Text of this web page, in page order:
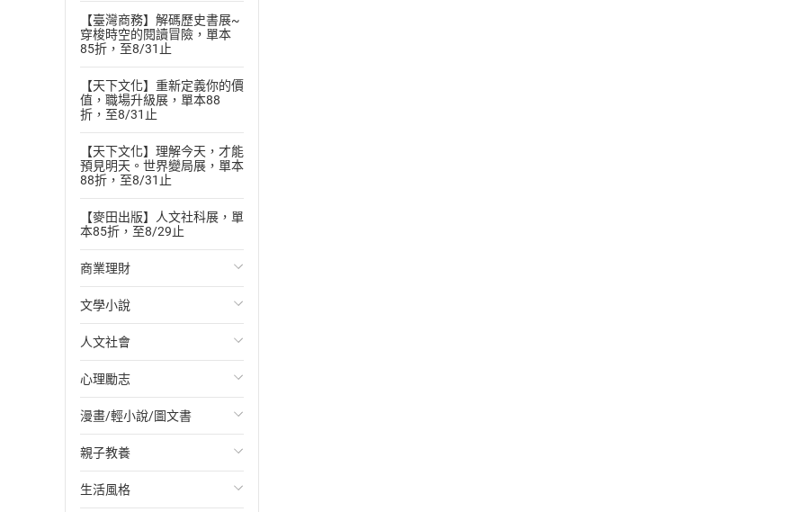
【臺灣商務】解碼歷史書展~
穿梭時空的閱讀冒險，單本
85折，至8/31止
【天下文化】重新定義你的價
值，職場升級展，單本88
折，至8/31止
【天下文化】理解今天，才能
預見明天。世界變局展，單本
88折，至8/31止
【麥田出版】人文社科展，單
本85折，至8/29止
商業理財
投資理財
經濟/趨勢
財務/金融
管理/領導
職場工作術
成功法
文學小說
歐美文學
日本文學
韓國文學
華文文學
經典文學
人文社會
國際關係
政治
社會科學
台灣/中國歷史
心理勵志
心靈成長/情緒
人際關係
兩性關係
漫畫/輕小說/圖文書
輕小說
奇幻/科幻
親子教養
教育現場
生活風格